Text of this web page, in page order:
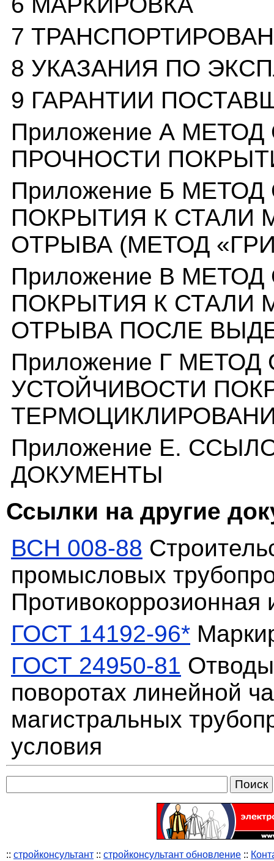
7
8 УКАЗАНИЯ ПО
9 ГАРАНТИИ
Приложение А
ПРОЧНОСТИ
Приложение Б
ПОКРЫТИЯ К СТАЛИ
ОТРЫВА (МЕТОД
Приложение В
ПОКРЫТИЯ К СТАЛИ
ОТРЫВА ПОСЛЕ
Приложение Г
УСТОЙЧИВОСТИ
Приложение Е.
ДОКУМЕНТЫ
Ссылки на другие
ВСН 008-88
промысловых
Противокоррозионная
ГОСТ 14192-96*
ГОСТ 24950-81
поворотах линейной
магистральных
условия
:: стройконсультант :: стройконсультант обновление ::